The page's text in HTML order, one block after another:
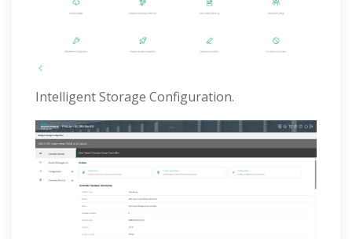
Intelligent Storage Configuration.